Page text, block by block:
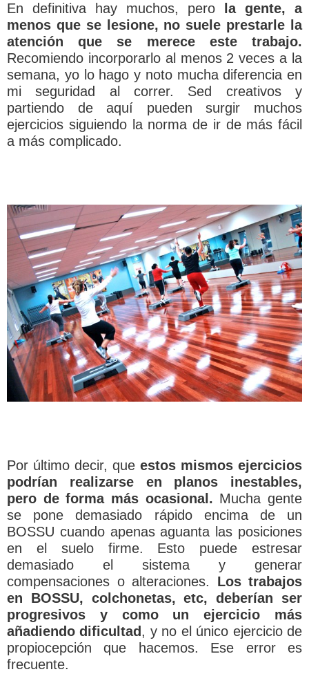
En definitiva hay muchos, pero
la gente, a
menos que se lesione, no suele prestarle la
atención que se merece este trabajo.
Recomiendo incorporarlo al menos 2 veces a la
semana, yo lo hago y noto mucha diferencia en
mi seguridad al correr. Sed creativos y
partiendo de aquí pueden surgir muchos
ejercicios siguiendo la norma de ir de más fácil
a más complicado.
Por último decir, que estos mismos ejercicios
podrían realizarse en planos inestables,
pero de forma más ocasional. Mucha gente
se pone demasiado rápido encima de un
BOSSU cuando apenas aguanta las posiciones
en el suelo firme. Esto puede estresar
demasiado el sistema y generar
compensaciones o alteraciones. Los trabajos
en BOSSU, colchonetas, etc, deberían ser
progresivos y como un ejercicio más
añadiendo dificultad , y no el único ejercicio de
propiocepción que hacemos. Ese error es
frecuente.